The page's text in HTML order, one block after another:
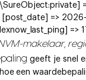
=>
makelaar,
geeft je snel
een